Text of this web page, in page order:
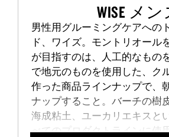
WISE メ
男性用グルーミングケアへの
ド、ワイズ。モントリオール
が目指すのは、人工的なもの
で地元のものを使用した、ク
作った商品ラインナップで、
ナップすること。バーチの樹
海成粘土、ユーカリエキスと
べてのプロダクトラインに使